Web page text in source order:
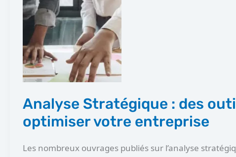
Analyse Stratégique : des
optimiser votre entreprise
Les nombreux ouvrages publiés sur l’analyse
Stratégique
:
des
outils
pour
optimiser
votre
entreprise